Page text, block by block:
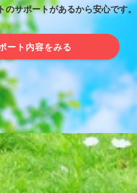
のサポートがあるから安心です。
ート内容をみる